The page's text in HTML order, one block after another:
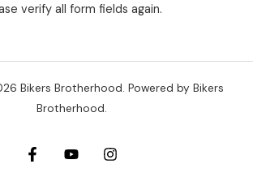
verify all form fields again.
Bikers Brotherhood. Powered by Bikers
Brotherhood.